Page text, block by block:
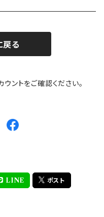
ん
グ)
戻る
ントをご確認ください。
LINE ポスト